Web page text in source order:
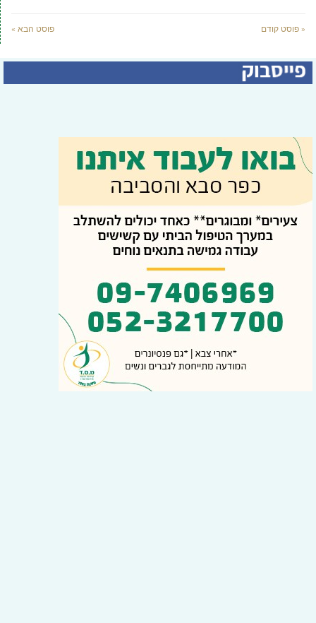
« פוסט קודם פוסט הבא »